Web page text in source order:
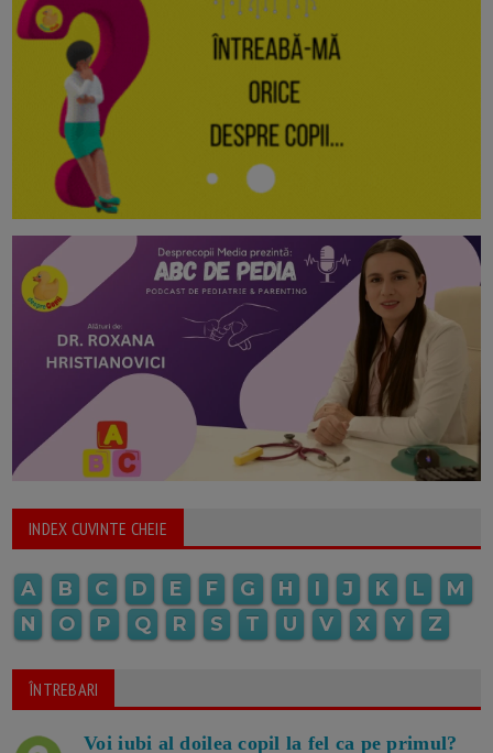
INDEX CUVINTE CHEIE
A B C D E F G H I J K L
M
N
O P Q R S T U V X Y Z
ÎNTREBARI
Voi iubi al doilea copil la fel ca pe primul?